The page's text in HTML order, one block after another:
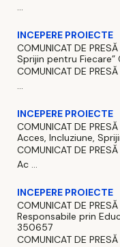
...
INCEPERE PROIECTE
COMUNICAT DE
Sprijin pentru Fiecare”
COMUNICAT DE
...
INCEPERE PROIECTE
COMUNICAT DE
Acces, Incluziune,
COMUNICAT DE
Ac ...
INCEPERE PROIECTE
COMUNICAT DE
Responsabile prin
350657
COMUNICAT DE